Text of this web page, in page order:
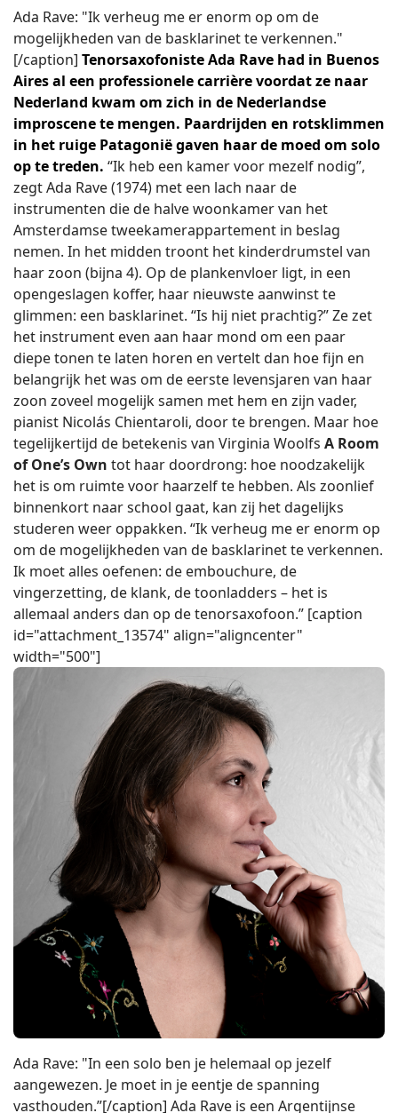
Ada Rave: "Ik verheug me er enorm op om de
mogelijkheden van de basklarinet te verkennen."
[/caption] Tenorsaxofoniste Ada Rave had in Buenos
Aires al een professionele carrière voordat ze naar
Nederland kwam om zich in de Nederlandse
improscene te mengen. Paardrijden en rotsklimmen
in het ruige Patagonië gaven haar de moed om solo
op te treden. “Ik heb een kamer voor mezelf nodig”,
zegt Ada Rave (1974) met een lach naar de
instrumenten die de halve woonkamer van het
Amsterdamse tweekamerappartement in beslag
nemen. In het midden troont het kinderdrumstel van
haar zoon (bijna 4). Op de plankenvloer ligt, in een
opengeslagen koffer, haar nieuwste aanwinst te
glimmen: een basklarinet. “Is hij niet prachtig?” Ze zet
het instrument even aan haar mond om een paar
diepe tonen te laten horen en vertelt dan hoe fijn en
belangrijk het was om de eerste levensjaren van haar
zoon zoveel mogelijk samen met hem en zijn vader,
pianist Nicolás Chientaroli, door te brengen. Maar hoe
tegelijkertijd de betekenis van Virginia Woolfs A Room
of One’s Own tot haar doordrong: hoe noodzakelijk
het is om ruimte voor haarzelf te hebben. Als zoonlief
binnenkort naar school gaat, kan zij het dagelijks
studeren weer oppakken. “Ik verheug me er enorm op
om de mogelijkheden van de basklarinet te verkennen.
Ik moet alles oefenen: de embouchure, de
vingerzetting, de klank, de toonladders – het is
allemaal anders dan op de tenorsaxofoon.” [caption
id="attachment_13574" align="aligncenter"
width="500"]
Ada Rave: "In een solo ben je helemaal op jezelf
aangewezen. Je moet in je eentje de spanning
vasthouden.”[/caption] Ada Rave is een Argentijnse